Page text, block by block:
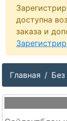
доступна
заказа и
Главная Без